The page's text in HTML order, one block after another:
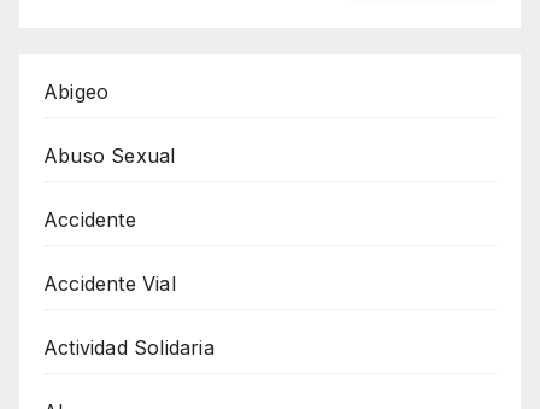
Abigeo
Abuso Sexual
Accidente
Accidente Vial
Actividad Solidaria